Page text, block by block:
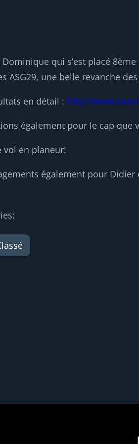
Dominique qui s’est placé
ASG29, une belle revanche des
en détail : http://
également pour le cap que
vol en planeur!
également pour Didier